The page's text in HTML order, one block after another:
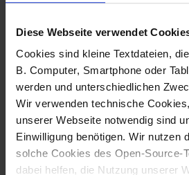
Diese Webseite verwendet
Cookies sind kleine Textdateien,
B. Computer, Smartphone oder
werden und unterschiedlichen
Wir verwenden technische
unserer Webseite notwendig sind
Einwilligung benötigen. Wir nutzen
solche Cookies des Open-Source-
dabei helfen, die Nutzung unserer
Fotografo: Lorenz
Sternbach
Download